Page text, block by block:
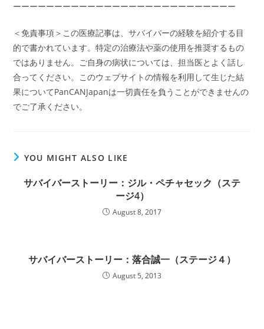
ーーーーーーーーーーーーーーーーーーーーーーーーーーー
＜免責事項＞この医療記事は、サバイバーの経験を紹介する目
的で書かれています。特定の治療法や薬の使用を推奨するもの
ではありません。ご自身の病状については、担当医とよく話し
合ってください。このウェブサイトの情報を利用して生じた結
果についてPanCANJapanは一切責任を負うことができませんの
でご了承ください。
YOU MIGHT ALSO LIKE
サバイバーストーリー：ジル・ペチャセック（ステ
ージ4）
August 8, 2017
サバイバーストーリー：落合誠一（ステージ４）
August 5, 2013